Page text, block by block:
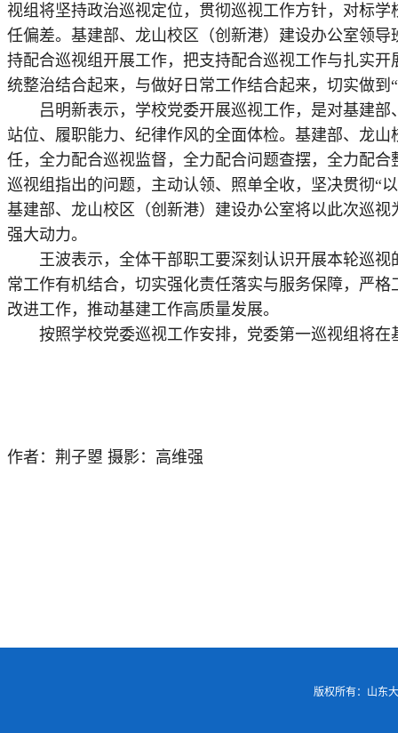
视组将坚持政治巡视定位，贯彻巡视工作方针，对标
任偏差。基建部、龙山校区（创新港）建设办公室领
持配合巡视组开展工作，把支持配合巡视工作与扎实
统整治结合起来，与做好日常工作结合起来，切实做到
吕明新表示，学校党委开展巡视工作，是对基建部
站位、履职能力、纪律作风的全面体检。基建部、龙
任，全力配合巡视监督，全力配合问题查摆，全力配
巡视组指出的问题，主动认领、照单全收，坚决贯彻“
基建部、龙山校区（创新港）建设办公室将以此次巡
强大动力。
王波表示，全体干部职工要深刻认识开展本轮巡视
常工作有机结合，切实强化责任落实与服务保障，严
改进工作，推动基建工作高质量发展。
按照学校党委巡视工作安排，党委第一巡视组将在
作者：荆子曌 摄影：高维强
版权所有：山东